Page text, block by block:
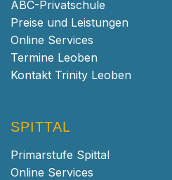
ABC-Privatschule
Preise und Leistungen
Online Services
Termine Leoben
Kontakt Trinity Leoben
SPITTAL
Primarstufe Spittal
Online Services